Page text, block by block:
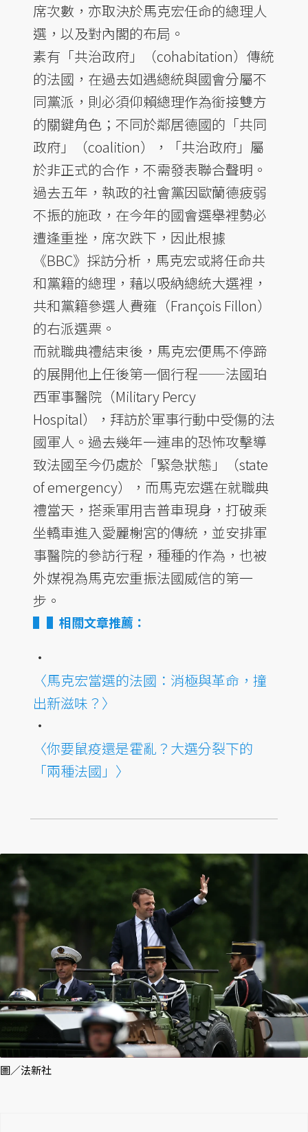
席次數，亦取決於馬克宏任命的總理人
選，以及對內閣的布局。
素有「共治政府」（cohabitation）傳統
的法國，在過去如遇總統與國會分屬不
同黨派，則必須仰賴總理作為銜接雙方
的關鍵角色；不同於鄰居德國的「共同
政府」（coalition），「共治政府」屬
於非正式的合作，不需發表聯合聲明。
過去五年，執政的社會黨因歐蘭德疲弱
不振的施政，在今年的國會選舉裡勢必
遭逢重挫，席次跌下，因此根據
《BBC》採訪分析，馬克宏或將任命共
和黨籍的總理，藉以吸納總統大選裡，
共和黨籍參選人費雍（François Fillon）
的右派選票。
而就職典禮結束後，馬克宏便馬不停蹄
的展開他上任後第一個行程——法國珀
西軍事醫院（Military Percy
Hospital），拜訪於軍事行動中受傷的法
國軍人。過去幾年一連串的恐怖攻擊導
致法國至今仍處於「緊急狀態」（state
of emergency），而馬克宏選在就職典
禮當天，搭乘軍用吉普車現身，打破乘
坐轎車進入愛麗榭宮的傳統，並安排軍
事醫院的參訪行程，種種的作為，也被
外媒視為馬克宏重振法國威信的第一
步。
▌相關文章推薦：
•
〈馬克宏當選的法國：消極與革命，撞
出新滋味？〉
•
〈你要鼠疫還是霍亂？大選分裂下的
「兩種法國」〉
圖／法新社